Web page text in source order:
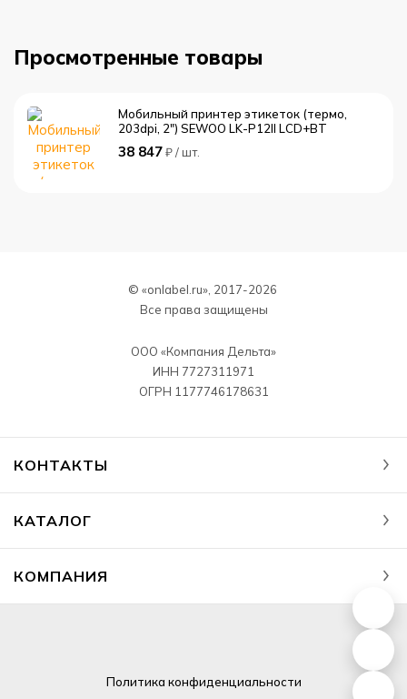
Просмотренные товары
Мобильный принтер этикеток (термо,
203dpi, 2") SEWOO LK-P12II LCD+BT
38 847₽ / шт.
© «onlabel.ru», 2017-2026
Все права защищены
ООО «Компания Дельта»
ИНН 7727311971
ОГРН 1177746178631
КОНТАКТЫ
КАТАЛОГ
КОМПАНИЯ
Политика конфиденциальности